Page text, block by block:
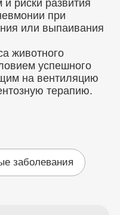
риски развития
при
или выпаивания
животного
успешного
на вентиляцию
терапию.
заболевания